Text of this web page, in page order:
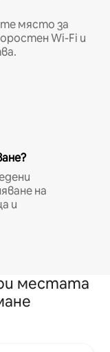
място за
Wi-Fi и
на
и
местата